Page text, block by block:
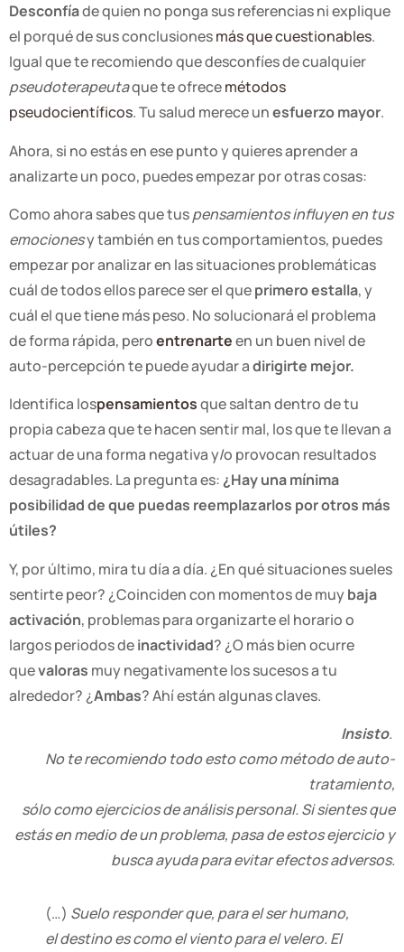
Desconfíade quien no ponga sus referencias ni explique
el porqué de sus conclusionesmás que cuestionables.
Igual que te recomiendo que desconfíes de cualquier
pseudoterapeutaque te ofrecemétodos
pseudocientíficos. Tu salud merece unesfuerzo mayor.
Ahora, si no estás en ese punto y quieres aprender a
analizarte un poco, puedes empezar por otras cosas:
Como ahora sabes que tuspensamientos influyen en tus
emocionesy también en tus comportamientos, puedes
empezar por analizar en las situaciones problemáticas
cuál de todos ellos parece ser el queprimero estalla, y
cuál el que tiene más peso. No solucionará el problema
de forma rápida, peroentrenarteen un buen nivel de
auto-percepción te puede ayudar adirigirte mejor.
Identifica lospensamientosque saltan dentro de tu
propia cabeza que te hacen sentir mal, los que te llevan a
actuar de una forma negativa y/o provocan resultados
desagradables. La pregunta es:¿Hay una mínima
posibilidad de que puedas reemplazarlos por otros más
útiles?
Y, por último, mira tu día a día. ¿En qué situaciones sueles
sentirte peor? ¿Coinciden con momentos de muybaja
activación, problemas para organizarte el horario o
largos periodos deinactividad? ¿O más bien ocurre
quevaloras muy negativamente los sucesos a tu
alrededor? ¿Ambas? Ahí están algunas claves.
Insisto.
No te recomiendo todo esto como método de auto-
tratamiento,
sólo como ejercicios de análisis personal. Si sientes que
estás en medio de un problema, pasa de estos ejercicio y
busca ayuda para evitar efectos adversos.
(…) Suelo responder que, para el ser humano,
el destino es como el viento para el velero. El